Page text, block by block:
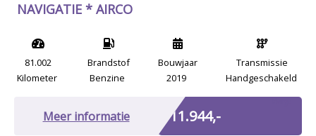
NAVIGATIE * AIRCO
81.002
Kilometer
Brandstof
Benzine
Bouwjaar
2019
Transmissie
Handgeschakeld
Meer informatie € 11.944,-